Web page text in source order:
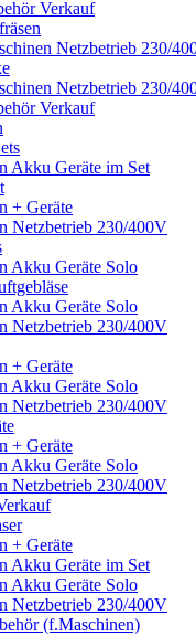
Verkauf
Netzbetrieb 230/
Netzbetrieb 230/
Verkauf
Akku Geräte im Set
+ Geräte
Netzbetrieb 230/400V
Akku Geräte Solo
Akku Geräte Solo
Netzbetrieb 230/400V
+ Geräte
Akku Geräte Solo
Netzbetrieb 230/400V
+ Geräte
Akku Geräte Solo
Netzbetrieb 230/400V
+ Geräte
Akku Geräte im Set
Akku Geräte Solo
Netzbetrieb 230/400V
(f.Maschinen)